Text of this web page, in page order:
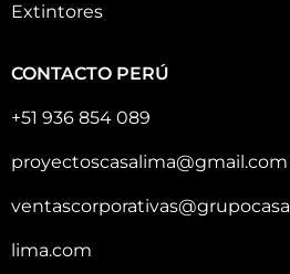
Extintores
CONTACTO PERÚ
+51 936 854 089
proyectoscasalima@gmail.com
ventascorporativas@grupocasa
lima.com